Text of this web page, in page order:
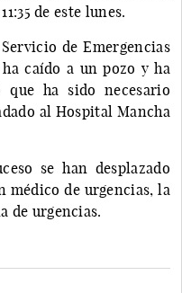
de este lunes.
de Emergencias
caído a un pozo y ha
que ha sido necesario
al Hospital Mancha
se han desplazado
médico de urgencias, la
de urgencias.